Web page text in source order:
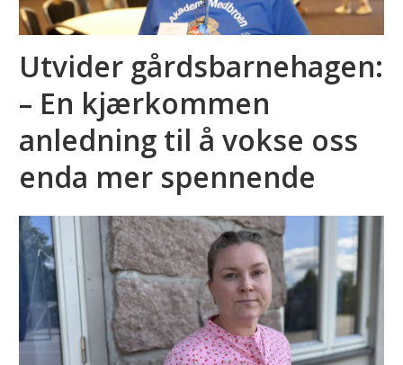
Utvider gårdsbarnehagen:
– En kjærkommen
anledning til å vokse oss
enda mer spennende